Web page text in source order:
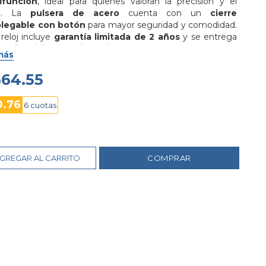
La pulsera de acero cuenta con un cierre
con botón para mayor seguridad y comodidad.
incluye garantía limitada de 2 años y se entrega
caja original Calvin Klein
36 meses
6 cuotas
AL CARRITO COMPRAR